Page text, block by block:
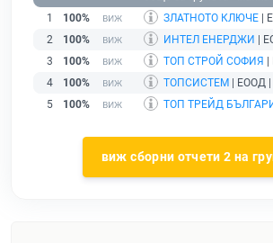
1
100% ЗЛАТНОТО КЛЮЧЕ |
2
100% ИНТЕЛ ЕНЕРДЖИ |
3
100% ТОП СТРОЙ СОФИЯ
4
100% ТОПСИСТЕМ | ЕООД
5
100% ТОП ТРЕЙД
виж сборни отчети 2 на